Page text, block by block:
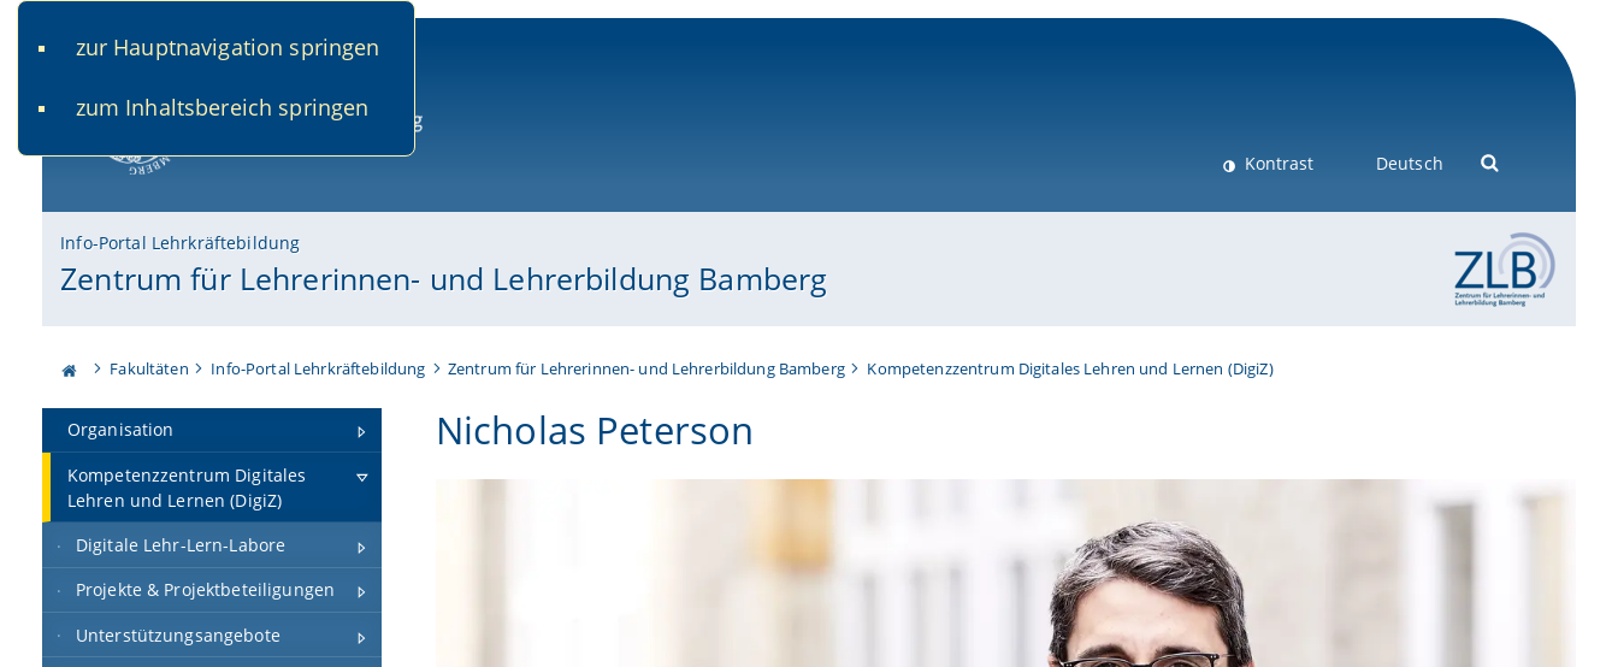
zur Hauptnavigation springen
zum Inhaltsbereich springen
Kontrast Deutsch
Info-Portal Lehrkräftebildung
Zentrum für Lehrerinnen- und Lehrerbildung Bamberg
Fakultäten Info-Portal Lehrkräftebildung Zentrum für Lehrerinnen- und Lehrerbildung Bamberg Kompetenzzentrum Digitales Lehren und Lernen (DigiZ)
Organisation
Kompetenzzentrum Digitales
Lehren und Lernen (DigiZ)
Digitale Lehr-Lern-Labore
Projekte & Projektbeteiligungen
Unterstützungsangebote
Nicholas Peterson